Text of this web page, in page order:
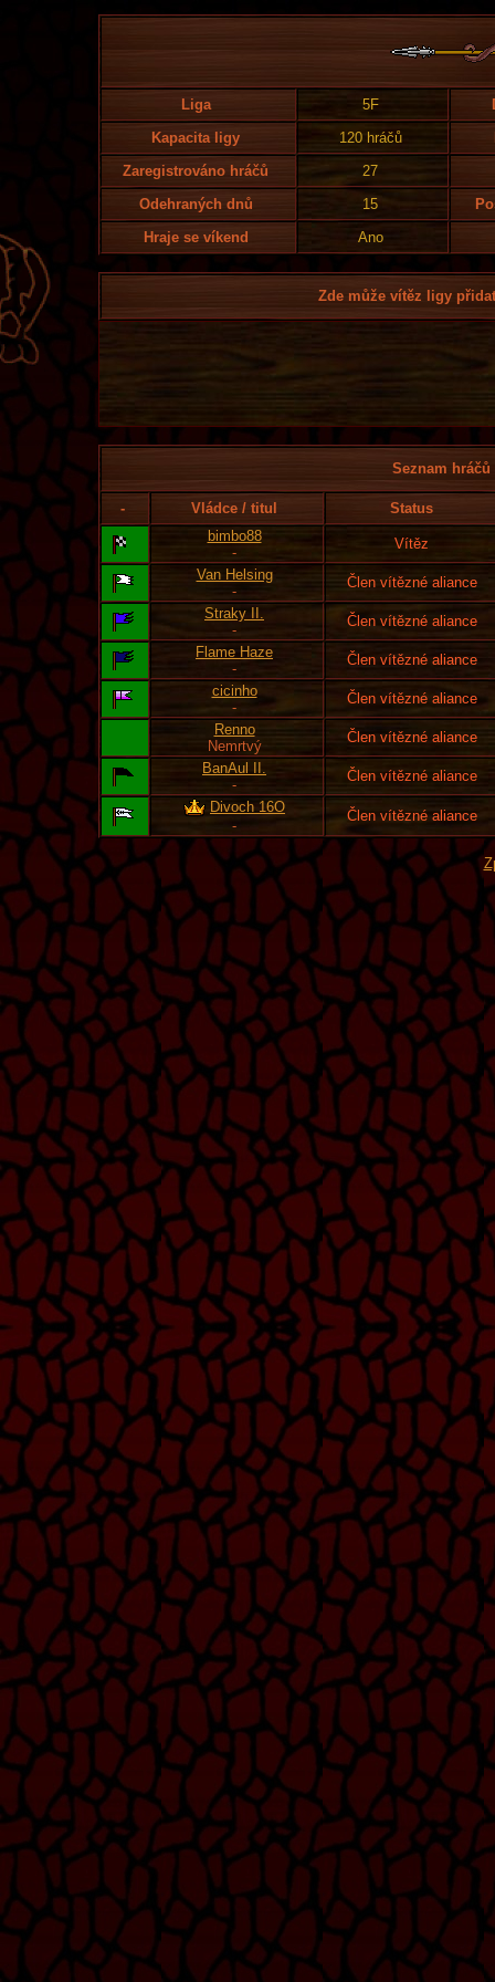
Liga 5F
Kapacita ligy
120 hráčů
Zaregistrováno hráčů
27
Odehraných dnů
15
Hraje se víkend
Ano
Zde může vítěz ligy
Seznam
- Vládce / titul
Status
bimbo88
-
Vítěz
Van Helsing
-
Člen vítězné aliance
Straky II.
-
Člen vítězné aliance
Flame Haze
-
Člen vítězné aliance
cicinho
-
Člen vítězné aliance
Renno
Nemrtvý
Člen vítězné aliance
BanAul II.
-
Člen vítězné aliance
Divoch 16O
-
Člen vítězné aliance